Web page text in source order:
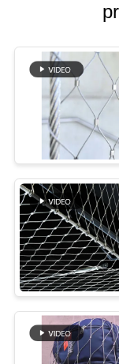
DU
SITE
POLITIQUE